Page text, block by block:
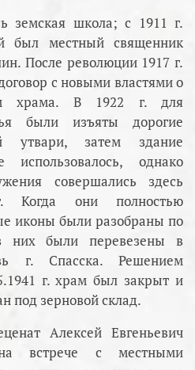
земская школа; с 1911 г.
был местный священник
После революции 1917 г.
с новыми властями о
храма. В 1922 г. для
были изъяты дорогие
утвари, затем здание
однако
совершались здесь
они полностью
иконы были разобраны по
них были перевезены в
г. Спасска. Решением
г. храм был закрыт и
под зерновой склад.
Алексей Евгеньевич
на встрече с местными